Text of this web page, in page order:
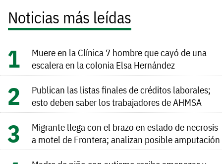
Noticias más leídas
Muere en la Clínica 7 hombre que cayó de una
escalera en la colonia Elsa Hernández
Publican las listas finales de créditos laborales;
esto deben saber los trabajadores de AHMSA
Migrante llega con el brazo en estado de necrosis
a motel de Frontera; analizan posible amputación